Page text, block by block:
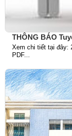
THÔNG BÁO
Xem chi tiết tại đây:
PDF...